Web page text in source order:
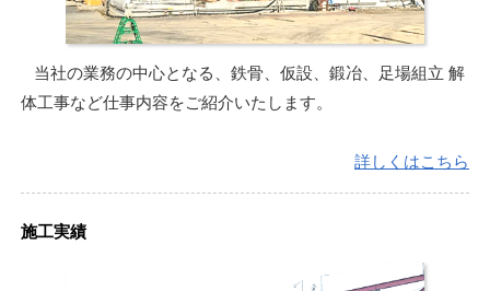
当社の業務の中心となる、鉄骨、仮設、鍛冶、足場組立 解
体工事など仕事内容をご紹介いたします。
詳しくはこちら
施工実績